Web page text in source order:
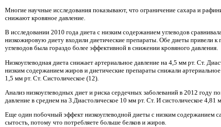
Многие научные исследования показывают, что ограничение сахара и
снижают кровяное давление.
В исследовании 2010 года диета с низким содержанием углеводов
низкожировую диету входили диетические препараты. Обе диеты привели к
углеводов была гораздо более эффективной в снижении кровяного давления.
Низкоуглеводная диета снижает артериальное давление на 4,5 мм рт. Ст.
низким содержанием жиров и диетические препараты снижали
1,5 мм рт. Ст. Систолическое (12).
Анализ низкоуглеводных диет и риска сердечных заболеваний в 2012 году
давление в среднем на 3.Диастолическое 10 мм рт. Ст. И систолическое 4,81
Еще один побочный эффект низкоуглеводной диеты с низким содержанием
сытость, потому что потребляете больше белков и жиров.